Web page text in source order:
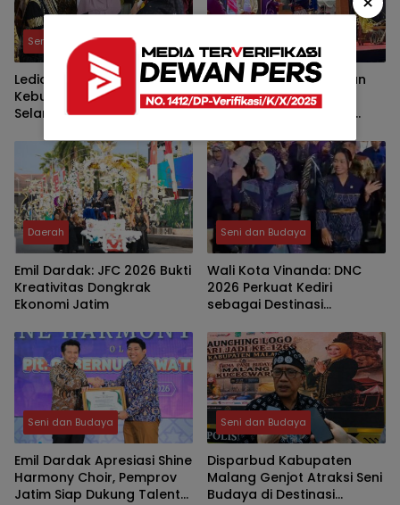
Seni dan Budaya
Ledia Dorong Dana Abadi
Kebudayaan Bisa Dipakai
Selamatkan Cagar Budaya
Pemkot Kediri Lestarikan
Warisan Leluhur Lewat
Prosesi Manusuk Sima,
di Hari Jadi ke-1.147
Daerah
Emil Dardak: JFC 2026 Bukti
Kreativitas Dongkrak
Ekonomi Jatim
Seni dan Budaya
Wali Kota Vinanda: DNC
2026 Perkuat Kediri
sebagai Destinasi
Budaya
Seni dan Budaya
Emil Dardak Apresiasi Shine
Harmony Choir, Pemprov
Jatim Siap Dukung Talenta
Seni dan Budaya
Disparbud Kabupaten
Malang Genjot Atraksi Seni
Budaya di Destinasi